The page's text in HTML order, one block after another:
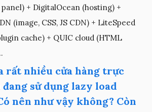
+ DigitalOcean (hosting) +
(image, CSS, JS CDN) + LiteSpeed
cache) + QUIC cloud (HTML
rất nhiều cửa hàng trực
sử dụng lazy load
nên như vậy không? Còn